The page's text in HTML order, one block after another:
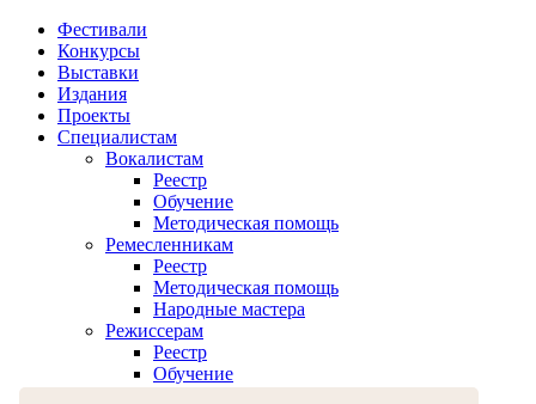
Фестивали
Конкурсы
Выставки
Издания
Проекты
Специалистам
Вокалистам
Реестр
Обучение
Методическая помощь
Ремесленникам
Реестр
Методическая помощь
Народные мастера
Режиссерам
Реестр
Обучение